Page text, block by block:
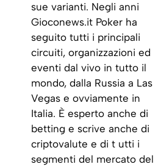
sue varianti. Negli anni
Gioconews.it Poker ha
seguito tutti i principali
circuiti, organizzazioni ed
eventi dal vivo in tutto il
mondo, dalla Russia a Las
Vegas e ovviamente in
Italia. È esperto anche di
betting e scrive anche di
criptovalute e di t utti i
segmenti del mercato del